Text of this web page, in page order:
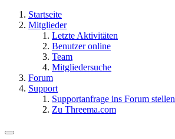
Startseite
Mitglieder
Letzte Aktivitäten
Benutzer online
Team
Mitgliedersuche
Forum
Support
Supportanfrage ins Forum stellen
Zu Threema.com